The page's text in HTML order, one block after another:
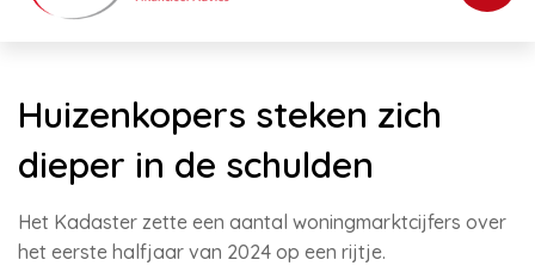
Huizenkopers steken zich
dieper in de schulden
Het Kadaster zette een aantal woningmarktcijfers over
het eerste halfjaar van 2024 op een rijtje.